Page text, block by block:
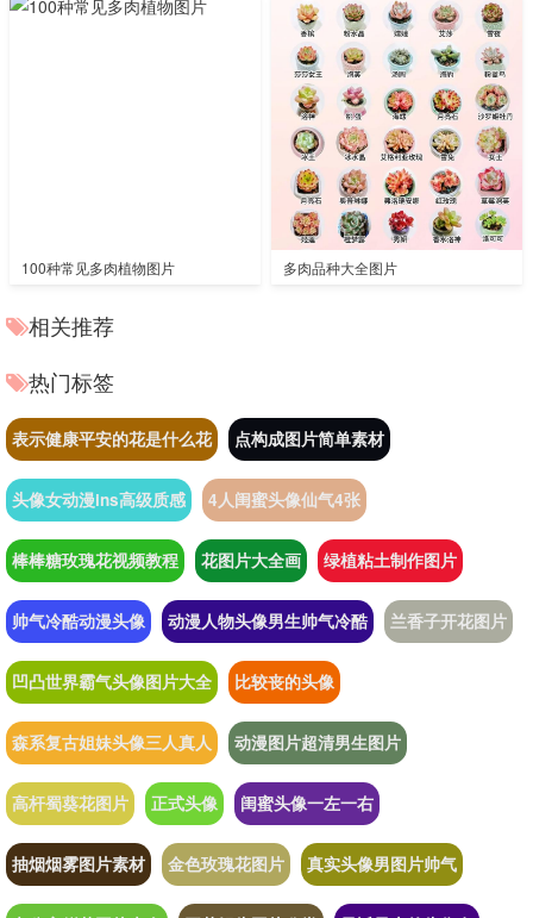
100种常见多肉植物图片 多肉品种大全图片
相关推荐
热门标签
表示健康平安的花是什么花 点构成图片简单素材
头像女动漫ins高级质感 4人闺蜜头像仙气4张
棒棒糖玫瑰花视频教程 花图片大全画 绿植粘土制作图片
帅气冷酷动漫头像 动漫人物头像男生帅气冷酷 兰香子开花图片
凹凸世界霸气头像图片大全 比较丧的头像
森系复古姐妹头像三人真人 动漫图片超清男生图片
高杆蜀葵花图片 正式头像 闺蜜头像一左一右
抽烟烟雾图片素材 金色玫瑰花图片 真实头像男图片帅气